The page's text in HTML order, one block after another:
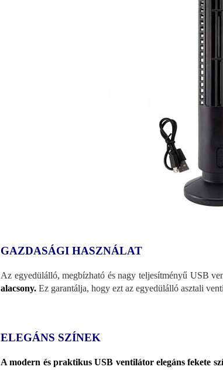
GAZDASÁGI HASZNÁLAT
Az egyedülálló, megbízható és nagy teljesítményű USB
alacsony. Ez garantálja, hogy ezt az egyedülálló asztali
ELEGÁNS SZÍNEK
A modern és praktikus USB ventilátor elegáns fekete